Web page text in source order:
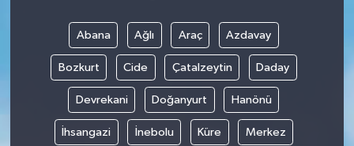
Abana Ağlı Araç Azdavay
Bozkurt Cide Çatalzeytin Daday
Devrekani Doğanyurt Hanönü
İhsangazi İnebolu Küre Merkez
Yaşam
Yurttan